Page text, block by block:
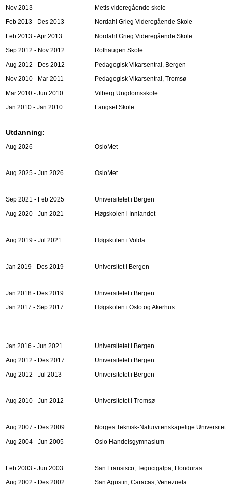
Nov 2013 -
Metis videregående skole
Feb 2013 - Des 2013
Nordahl Grieg Videregående Skole
Feb 2013 - Apr 2013
Nordahl Grieg Videregående Skole
Sep 2012 - Nov 2012
Rothaugen Skole
Aug 2012 - Des 2012
Pedagogisk Vikarsentral, Bergen
Nov 2010 - Mar 2011
Pedagogisk Vikarsentral, Tromsø
Mar 2010 - Jun 2010
Vilberg Ungdomsskole
Jan 2010 - Jan 2010
Langset Skole
Utdanning:
Aug 2026 - OsloMet
Aug 2025 - Jun 2026 OsloMet
Sep 2021 - Feb 2025
Universitetet i Bergen
Aug 2020 - Jun 2021
Høgskolen i Innlandet
Aug 2019 - Jul 2021 Høgskulen i Volda
Jan 2019 - Des 2019 Universitet i Bergen
Jan 2018 - Des 2019
Universitetet i Bergen
Jan 2017 - Sep 2017
Høgskolen i Oslo og Akerhus
Jan 2016 - Jun 2021
Universitetet i Bergen
Aug 2012 - Des 2017
Universitetet i Bergen
Aug 2012 - Jul 2013
Universitetet i Bergen
Aug 2010 - Jun 2012 Universitetet i Tromsø
Aug 2007 - Des 2009
Norges Teknisk-Naturvitenskapelige Universitet
Aug 2004 - Jun 2005
Oslo Handelsgymnasium
Feb 2003 - Jun 2003
San Fransisco, Tegucigalpa, Honduras
Aug 2002 - Des 2002
San Agustin, Caracas, Venezuela